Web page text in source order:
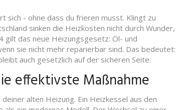
sich - ohne dass du frieren musst. Klingt zu
sinken die Heizkosten nicht durch Wunder,
gilt das neue Heizungsgesetz: Öl- und
sie nicht mehr reparierbar sind. Das bedeutet:
auch gesetzlich auf der sicheren Seite.
effektivste Maßnahme
alten Heizung. Ein Heizkessel aus den